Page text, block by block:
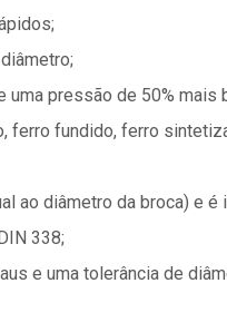
pressão de 50%
ferro fundido, ferro
ao diâmetro da broca) e
338;
e uma tolerância de